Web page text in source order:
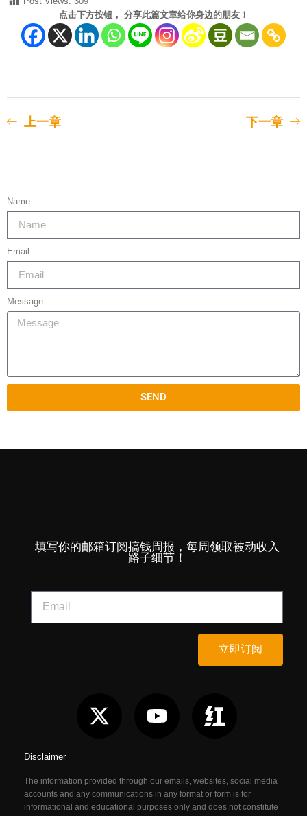
点击下方按钮， 分享此篇文章给你身边的朋友！
上一章 下一章
Name
Email
Message
SEND
Disclaimer
The information provided through our emails, websites, social media
accounts and any communications in any format or form is for
informational and educational purposes only and does not constitute
填写你的邮箱订阅搞钱周报，每周领取被动收入
路子细节！
立即订阅